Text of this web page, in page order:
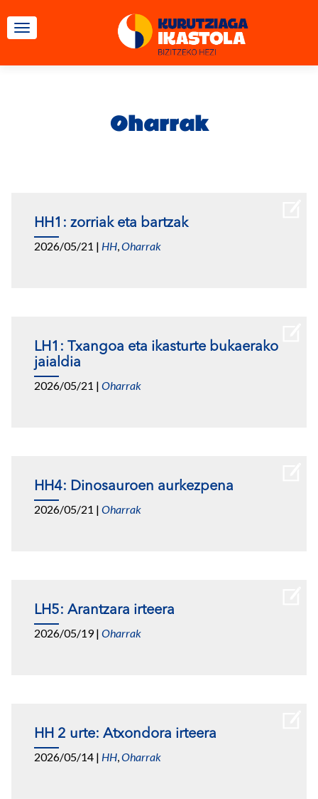
TOGGLE NAVIGATION
Oharrak
HH1: zorriak eta bartzak
2026/05/21 | HH,Oharrak
LH1: Txangoa eta ikasturte bukaerako
jaialdia
2026/05/21 | Oharrak
HH4: Dinosauroen aurkezpena
2026/05/21 | Oharrak
LH5: Arantzara irteera
2026/05/19| Oharrak
HH 2 urte: Atxondora irteera
2026/05/14 | HH,Oharrak